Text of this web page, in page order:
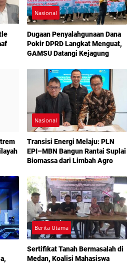
Nasional
Dugaan Penyalahgunaan Dana
Pokir DPRD Langkat Menguat,
GAMSU Datangi Kejagung
Nasional
Transisi Energi Melaju: PLN
EPI–MBN Bangun Rantai Suplai
Biomassa dari Limbah Agro
Berita Utama
Sertifikat Tanah Bermasalah di
Medan, Koalisi Mahasiswa